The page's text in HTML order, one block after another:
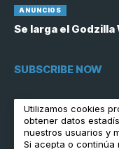
ANUNCIOS
Se larga el
SUBSCRIBE NOW
[contact-form-7
Utilizamos cookies
obtener datos
nuestros usuarios y
Si acepta o continúa